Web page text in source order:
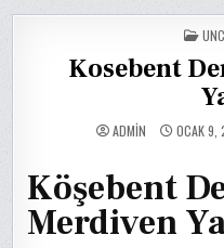
IN
Kosebent
ADMIN OCAK
Köşebent
Merdiven